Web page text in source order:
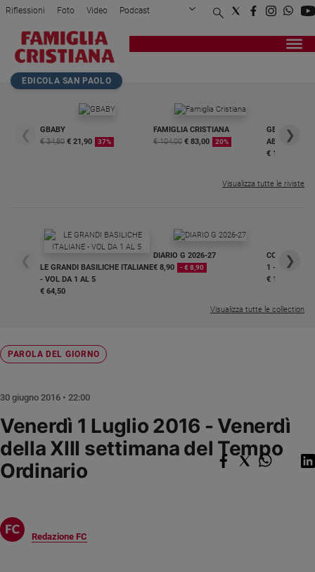
Attualità
Italia
Cronaca
Mondo
Economia
Interviste
Papa
spiritualità
Devozione
e
fede
Santo
Riflessioni Foto Video Podcast
Privacy Policy Chi siamo
Registrati Redazione
Home page>Fede e spiritualità
EDICOLA SAN PAOLO
❮
GBABY
€ 34,80 € 21,90 37%
FAMIGLIA CRISTIANA
€ 104,00 € 83,00 20%
GBABY
€ 16,99
❯
Visualizza tutte le riviste
❮
LE GRANDI BASILICHE ITALIANE
- VOL DA 1 AL 5
€ 64,50
DIARIO G 2026-27
€ 8,90
- € 8,90
COLLANA
1 - 2
€ 18,50
❯
Visualizza tutte le collection
PAROLA DEL GIORNO
Venerdì 1 Luglio 2016 - Venerdì
della XIII settimana del Tempo
Ordinario
Redazione FC
30 giugno 2016 • 22:00